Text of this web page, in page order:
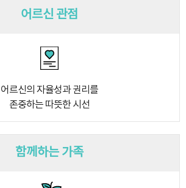
어르신 관점
어르신의 자율성과 권리를
존중하는 따뜻한 시선
함께하는 가족